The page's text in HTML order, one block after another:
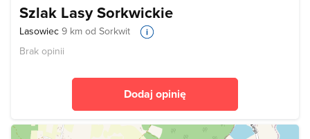
Szlak Lasy Sorkwickie
Lasowiec 9 km od Sorkwit
Brak opinii
Dodaj opinię